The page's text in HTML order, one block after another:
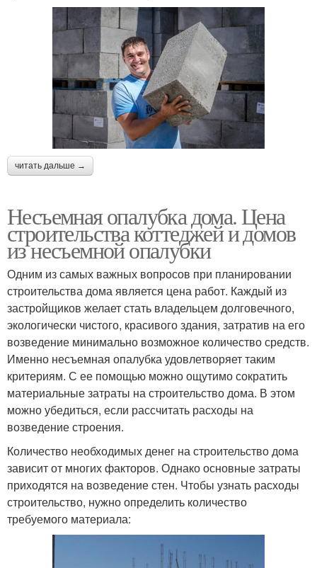
читать дальше →
Несъемная опалубка дома. Цена
строительства коттеджей и домов
из несъемной опалубки
Одним из самых важных вопросов при планировании
строительства дома является цена работ. Каждый из
застройщиков желает стать владельцем долговечного,
экологически чистого, красивого здания, затратив на его
возведение минимально возможное количество средств.
Именно несъемная опалубка удовлетворяет таким
критериям. С ее помощью можно ощутимо сократить
материальные затраты на строительство дома. В этом
можно убедиться, если рассчитать расходы на
возведение строения.
Количество необходимых денег на строительство дома
зависит от многих факторов. Однако основные затраты
приходятся на возведение стен. Чтобы узнать расходы
строительство, нужно определить количество
требуемого материала: